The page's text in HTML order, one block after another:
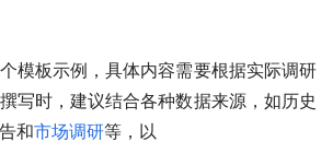
模板示例，具体内容需要根据实际调研
写时，建议结合各种数据来源，如历史
和市场调研等，以